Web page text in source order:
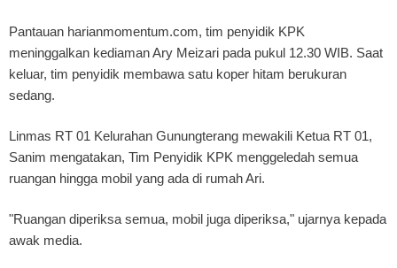
Pantauan harianmomentum.com, tim penyidik KPK
meninggalkan kediaman Ary Meizari pada pukul 12.30 WIB. Saat
keluar, tim penyidik membawa satu koper hitam berukuran
sedang.
Linmas RT 01 Kelurahan Gunungterang mewakili Ketua RT 01,
Sanim mengatakan, Tim Penyidik KPK menggeledah semua
ruangan hingga mobil yang ada di rumah Ari.
"Ruangan diperiksa semua, mobil juga diperiksa," ujarnya kepada
awak media.